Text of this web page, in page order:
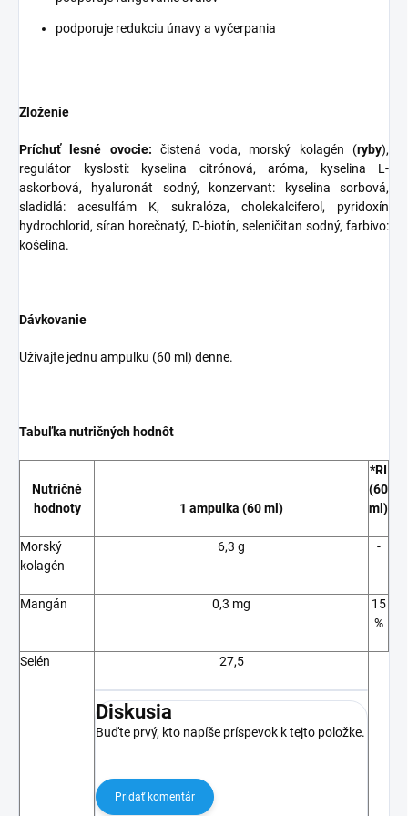
podporuje redukciu únavy a vyčerpania
Zloženie
Príchuť lesné ovocie: čistená voda, morský kolagén (ryby),
regulátor kyslosti: kyselina citrónová, aróma, kyselina L-
askorbová, hyaluronát sodný, konzervant: kyselina sorbová,
sladidlá: acesulfám K, sukralóza, cholekalciferol, pyridoxín
hydrochlorid, síran horečnatý, D-biotín, seleničitan sodný, farbivo:
košelina.
Dávkovanie
Užívajte jednu ampulku (60 ml) denne.
Tabuľka nutričných hodnôt
Nutričné
hodnoty
1 ampulka (60 ml)
*RI
(60
ml)
Morský
kolagén
6,3 g -
Mangán 0,3 mg
15
%
Selén 27,5
Diskusia
Buďte prvý, kto napíše príspevok k tejto položke.
Pridať komentár